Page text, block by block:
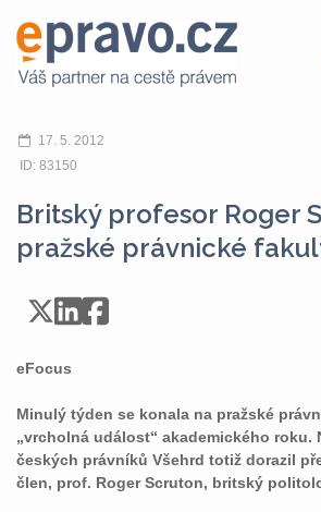
17. 5. 2012
ID: 83150
Britský profesor Roger
pražské právnické
eFocus
Minulý týden se konala na pražské
„vrcholná událost“ akademického roku.
českých právníků Všehrd totiž dorazil
člen, prof. Roger Scruton, britský